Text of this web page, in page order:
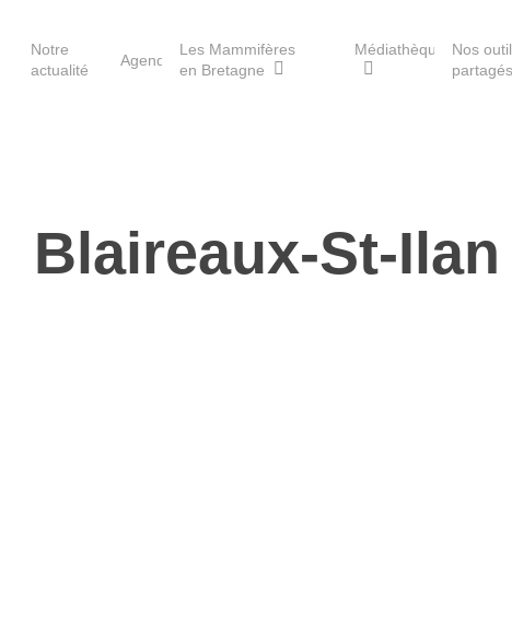
Les Havres de paix pour la
loutre
Notre
actualité
Agenda
Les Mammifères
en Bretagne
Médiathèque
Nos
partagés
Blaireaux-St-Ilan